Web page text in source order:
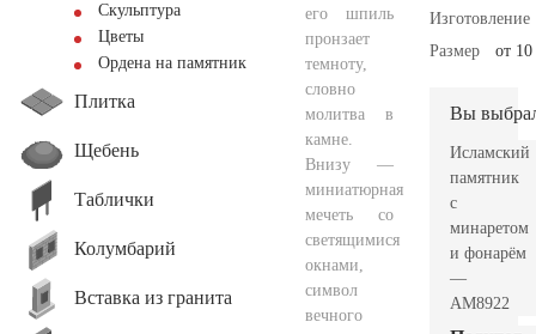
Скульптура
Цветы
Ордена на памятник
Плитка
Щебень
Таблички
Колумбарий
Вставка из гранита
его шпиль
пронзает
темноту,
словно
молитва в
камне.
Внизу —
миниатюрная
мечеть со
светящимися
окнами,
символ
вечного
Изготовление
Размер
от
Вы
Исламский
памятник
с
минаретом
и фонарём
—
AM8922